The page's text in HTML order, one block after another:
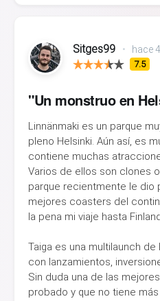
Sitges99 • hace
7.5
"Un monstruo en
Linnänmaki es un parque
pleno Helsinki. Aún así, es
contiene muchas
Varios de ellos son clones
parque recientmente le dio
mejores coasters del
la pena mi viaje hasta
Taiga es una multilaunch
con lanzamientos,
Sin duda una de las
probado y que no tiene